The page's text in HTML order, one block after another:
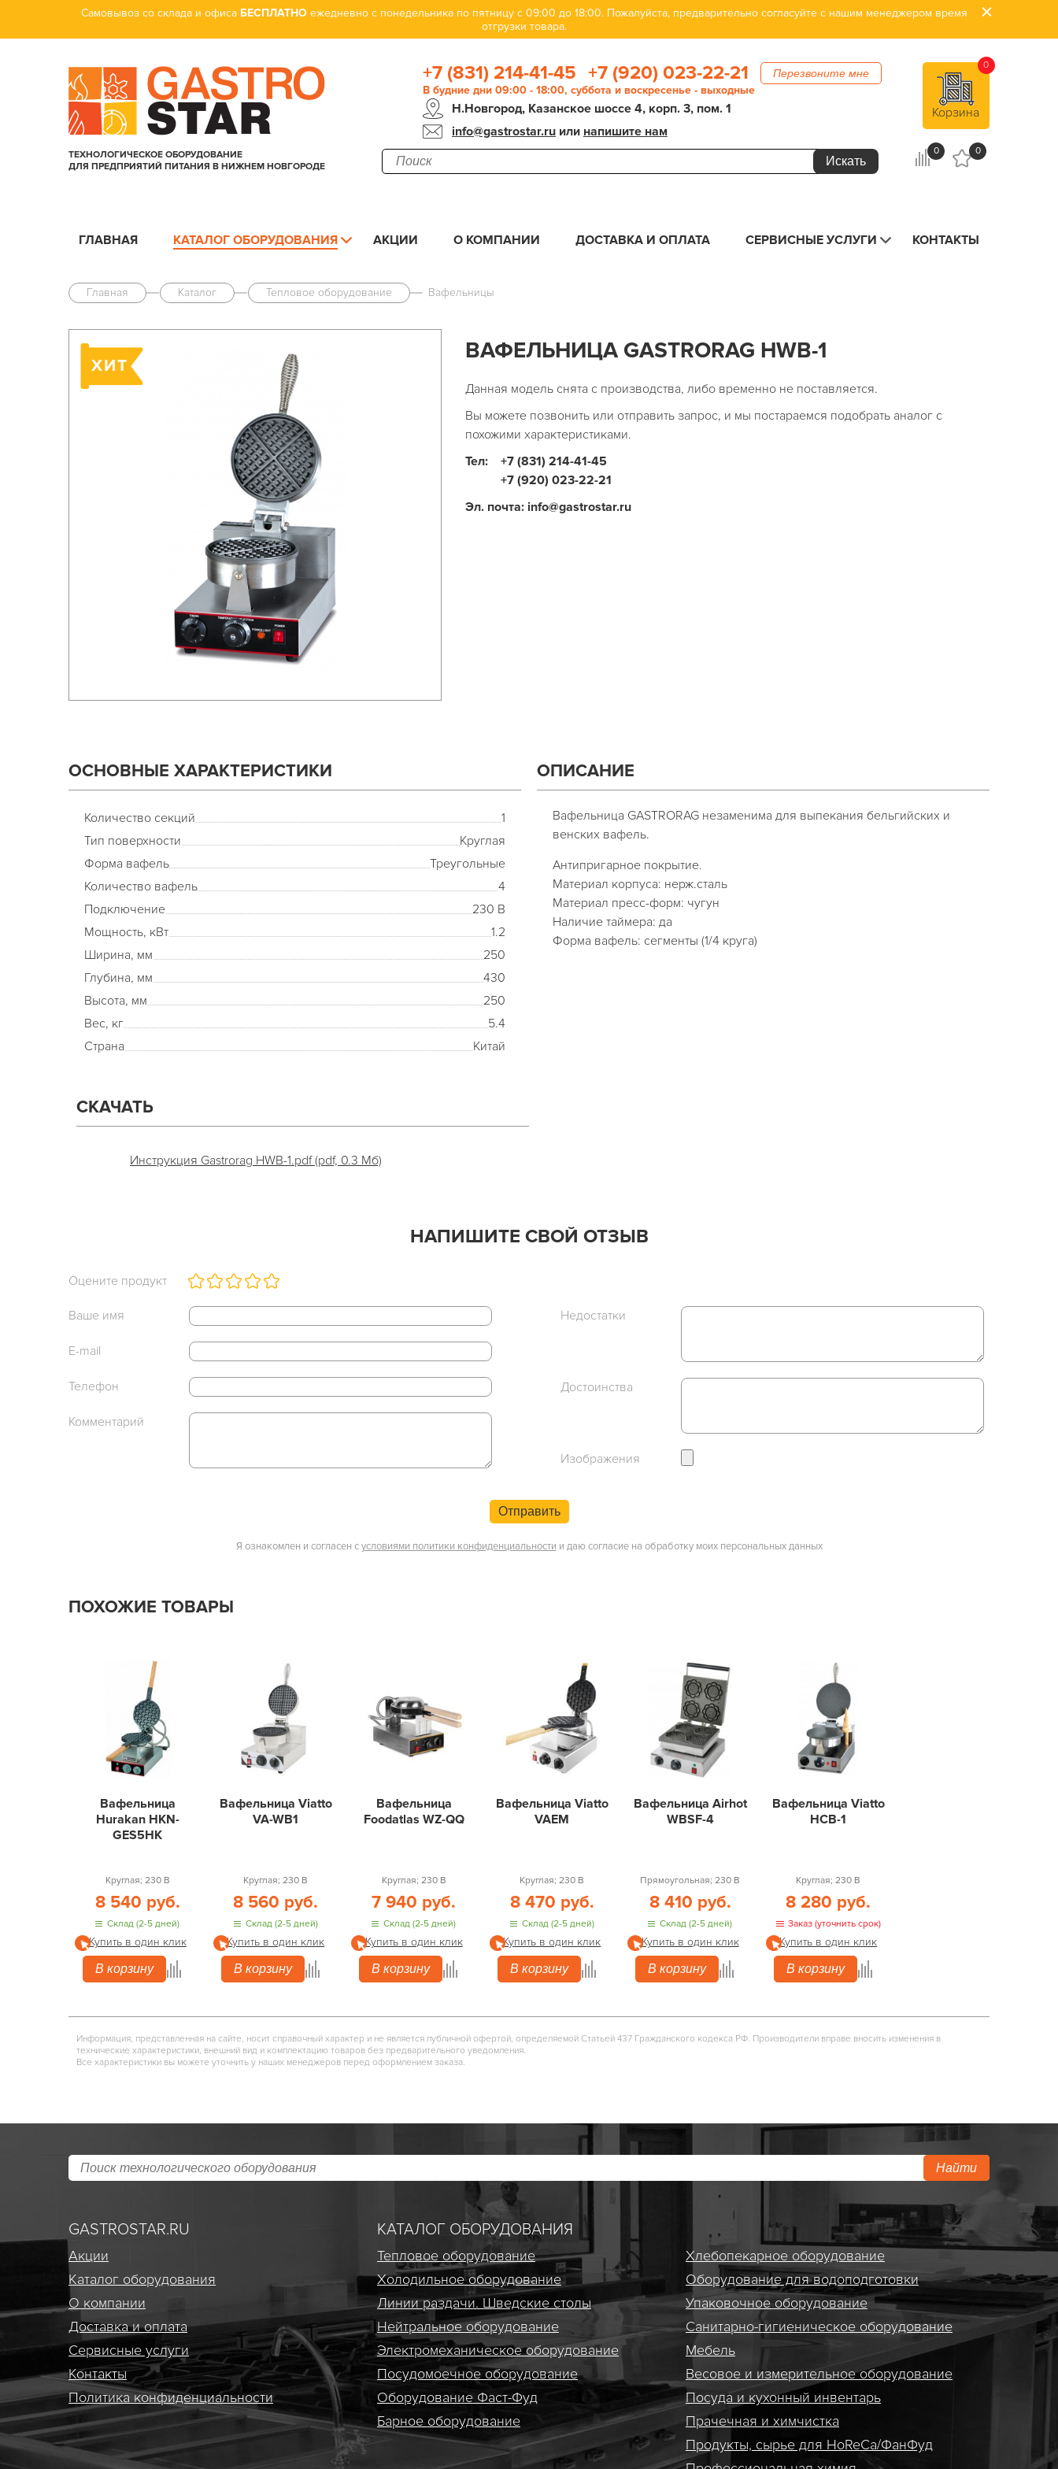
Самовывоз со склада и офиса БЕСПЛАТНО ежедневно с понедельника по пятницу с 09:00 до 18:00. Пожалуйста, предварительно согласуйте с нашим менеджером время
отгрузки товара.
ТЕХНОЛОГИЧЕСКОЕ ОБОРУДОВАНИЕ
ДЛЯ ПРЕДПРИЯТИЙ ПИТАНИЯ В НИЖНЕМ НОВГОРОДЕ
+7 (831) 214-41-45 +7 (920) 023-22-21 Перезвоните мне
В будние дни 09:00 - 18:00, суббота и воскресенье - выходные
Н.Новгород, Казанское шоссе 4, корп. 3, пом. 1
info@gastrostar.ruили напишите нам
Корзина
0
0 0
ГЛАВНАЯ КАТАЛОГ ОБОРУДОВАНИЯ АКЦИИ О КОМПАНИИ ДОСТАВКА И ОПЛАТА СЕРВИСНЫЕ УСЛУГИ КОНТАКТЫ
Главная Каталог Тепловое оборудование Вафельницы
ВАФЕЛЬНИЦА GASTRORAG HWB-1
Данная модель снята с производства, либо временно не поставляется.
Вы можете позвонить или отправить запрос, и мы постараемся подобрать аналог с
похожими характеристиками.
Тел:
+7 (831) 214-41-45
+7 (920) 023-22-21
Эл. почта: info@gastrostar.ru
ОСНОВНЫЕ ХАРАКТЕРИСТИКИ
Количество секций
1
Тип поверхности
Круглая
Форма вафель
Треугольные
Количество вафель
4
Подключение
230 В
Мощность, кВт
1.2
Ширина, мм
250
Глубина, мм
430
Высота, мм
250
Вес, кг
5.4
Страна
Китай
ОПИСАНИЕ
Вафельница GASTRORAG незаменима для выпекания бельгийских и
венских вафель.
Антипригарное покрытие.
Материал корпуса: нерж.сталь
Материал пресс-форм: чугун
Наличие таймера: да
Форма вафель: сегменты (1/4 круга)
СКАЧАТЬ
Инструкция Gastrorag HWB-1.pdf (pdf, 0.3 Мб)
НАПИШИТЕ СВОЙ ОТЗЫВ
Оцените продукт
Ваше имя
E-mail
Телефон
Комментарий
Недостатки
Достоинства
Изображения
Отправить
Я ознакомлен и согласен сусловиями политики конфиденциальности и даю согласие на обработку моих персональных данных
ПОХОЖИЕ ТОВАРЫ
Вафельница
Hurakan HKN-
GES5HK
Круглая; 230 В
8 540 руб.
Склад (2-5 дней)
Купить в один клик
В корзину
Вафельница Viatto
VA-WB1
Круглая; 230 В
8 560 руб.
Склад (2-5 дней)
Купить в один клик
В корзину
Вафельница
Foodatlas WZ-QQ
Круглая; 230 В
7 940 руб.
Склад (2-5 дней)
Купить в один клик
В корзину
Вафельница Viatto
VAEM
Круглая; 230 В
8 470 руб.
Склад (2-5 дней)
Купить в один клик
В корзину
Вафельница Airhot
WBSF-4
Прямоугольная; 230 В
8 410 руб.
Склад (2-5 дней)
Купить в один клик
В корзину
Вафельница Viatto
HCB-1
Круглая; 230 В
8 280 руб.
Заказ (уточнить срок)
Купить в один клик
В корзину
Информация, представленная на сайте, носит справочный характер и не является публичной офертой, определяемой Статьей 437 Гражданского кодекса РФ. Производители вправе вносить изменения в
технические характеристики, внешний вид и комплектацию товаров без предварительного уведомления.
Все характеристики вы можете уточнить у наших менеджеров перед оформлением заказа.
Найти
GASTROSTAR.RU
Акции
Каталог оборудования
О компании
Доставка и оплата
Сервисные услуги
Контакты
Политика конфиденциальности
КАТАЛОГ ОБОРУДОВАНИЯ
Тепловое оборудование
Холодильное оборудование
Линии раздачи. Шведские столы
Нейтральное оборудование
Электро­механическое оборудование
Посудомоечное оборудование
Оборудование Фаст-Фуд
Барное оборудование
Хлебопекарное оборудование
Оборудование для водоподготовки
Упаковочное оборудование
Санитарно-гигиеническое оборудование
Мебель
Весовое и измерительное оборудование
Посуда и кухонный инвентарь
Прачечная и химчистка
Продукты, сырье для HoReCa/ФанФуд